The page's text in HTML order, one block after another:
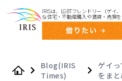
IRISは、LGBTフレンドリー（ゲイ
な住宅・不動産購入や賃貸・売買
Blog(IRIS
Times)
ゲイ
をまと